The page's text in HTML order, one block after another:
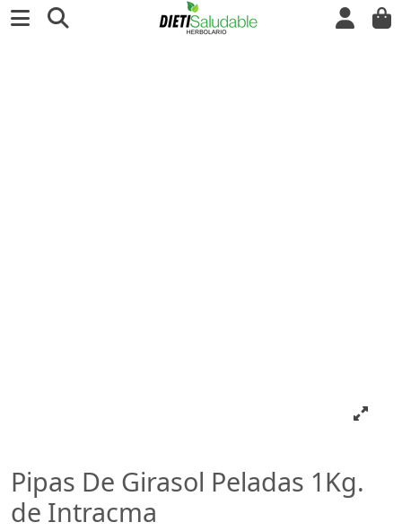
Pipas De Girasol Peladas 1Kg.
de Intracma